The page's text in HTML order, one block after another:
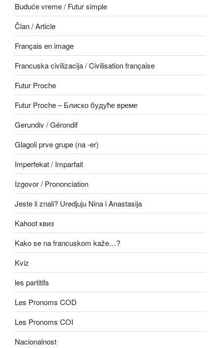
Buduće vreme / Futur simple
Član / Article
Français en image
Francuska civilizacija / Civilisation française
Futur Proche
Futur Proche – Блиско будуће време
Gerundiv / Gérondif
Glagoli prve grupe (na -er)
Imperfekat / Imparfait
Izgovor / Prononciation
Jeste li znali? Uredjuju Nina i Anastasija
Kahoot квиз
Kako se na francuskom kaže…?
Kviz
les partitifs
Les Pronoms COD
Les Pronoms COI
Nacionalnost